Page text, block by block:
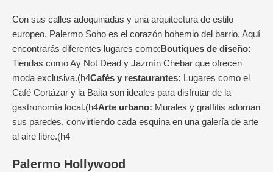
Con sus calles adoquinadas y una arquitectura de estilo
europeo, Palermo Soho es el corazón bohemio del barrio. Aquí
encontrarás diferentes lugares como: Boutiques de diseño:
Tiendas como Ay Not Dead y Jazmín Chebar que ofrecen
moda exclusiva.(h4Cafés y restaurantes: Lugares como el
Café Cortázar y la Baita son ideales para disfrutar de la
gastronomía local.(h4Arte urbano: Murales y graffitis adornan
sus paredes, convirtiendo cada esquina en una galería de arte
al aire libre.(h4
Palermo Hollywood